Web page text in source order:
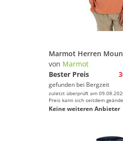
von Marmot
Bester Preis
gefunden bei Bergzeit
zuletzt überprüft am
Preis kann sich seitdem
Keine weiteren Anbieter